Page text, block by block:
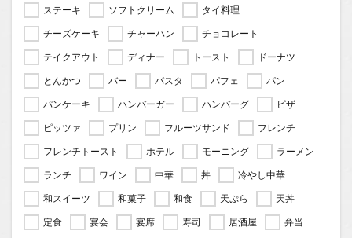
ステーキ
ソフトクリーム
タイ料理
チーズケーキ
チャーハン
チョコレート
テイクアウト
ディナー トースト
ドーナツ
とんかつ
バー パスタ パフェ
パン
パンケーキ
ハンバーガー ハンバーグ
ピザ
ピッツァ
プリン フルーツサンド
フレンチ
フレンチトースト
ホテル モーニング
ラーメン
ランチ
ワイン 中華 丼
冷やし中華
和スイーツ
和菓子 和食 天ぷら
天丼
定食
宴会 宴席 寿司 居酒屋
弁当